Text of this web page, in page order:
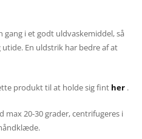
i et godt uldvaskemiddel, så
En uldstrik har bedre af at
produkt til at holde sig fint her .
max 20-30 grader, centrifugeres i